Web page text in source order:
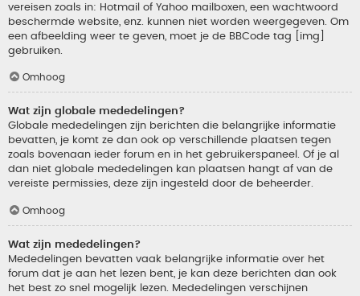
vereisen zoals in: Hotmail of Yahoo mailboxen, een wachtwoord
beschermde website, enz. kunnen niet worden weergegeven. Om
een afbeelding weer te geven, moet je de BBCode tag [img]
gebruiken.
Omhoog
Wat zijn globale mededelingen?
Globale mededelingen zijn berichten die belangrijke informatie
bevatten, je komt ze dan ook op verschillende plaatsen tegen
zoals bovenaan ieder forum en in het gebruikerspaneel. Of je al
dan niet globale mededelingen kan plaatsen hangt af van de
vereiste permissies, deze zijn ingesteld door de beheerder.
Omhoog
Wat zijn mededelingen?
Mededelingen bevatten vaak belangrijke informatie over het
forum dat je aan het lezen bent, je kan deze berichten dan ook
het best zo snel mogelijk lezen. Mededelingen verschijnen